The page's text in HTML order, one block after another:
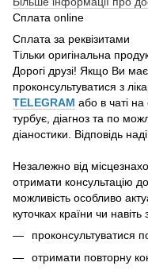
Сплата online
Сплата за реквізитами
Тільки оригінальна
Дорогі друзі! Якщо Ви
проконсультуватися з
TELEGRAM або в чаті
турбує, діагноз та по
діаностики. Відповідь
Незалежно від
отримати консультацію
можливість особливо
куточках країни чи
проконсультуватися
отримати повторну